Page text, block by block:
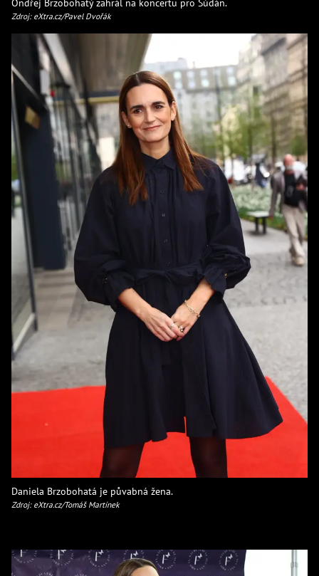
Zdroj: eXtra.cz/Pavel Dvořák
Daniela Brzobohatá je půvabná žena.
Zdroj: eXtra.cz/Tomáš Martínek